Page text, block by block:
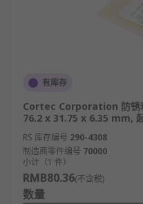
金属件存放
RS为您提供了不同品牌
Corporation、RS PRO等
供您挑选，从而满足不同
欢迎查看和订购RS的防
小时内发货，线上下单满
有库存
Cortec Corporation 防锈
76.2 x 31.75 x 6.35 mm,
RS 库存编号 290-4308
制造商零件编号 70000
小计（1 件）
RMB80.36(不含税)
数量